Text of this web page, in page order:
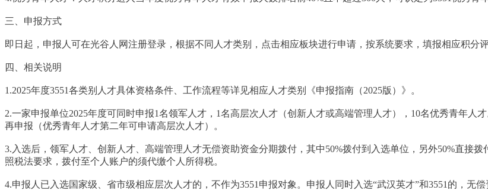
三、申报方式
即日起，申报人可在光谷人网注册登录，根据不同人才类别，点击相应板块进行申请，按系统要求，填报相应积分
四、相关说明
1.2025年度3551各类别人才具体资格条件、工作流程等详见相应人才类别《申报指南（2025版）》。
2.一家申报单位2025年度可同时申报1名领军人才，1名高层次人才（创新人才或高端管理人才），10名优秀青年人
再申报（优秀青年人才第二年可申请高层次人才）。
3.入选后，领军人才、创新人才、高端管理人才无偿资助资金分期拨付，其中50%拨付到入选单位，另外50%直接
照税法要求，拨付至个人账户的须代缴个人所得税。
4.申报人已入选国家级、省市级相应层次人才的，不作为3551申报对象。申报人同时入选“武汉英才”和3551的，无